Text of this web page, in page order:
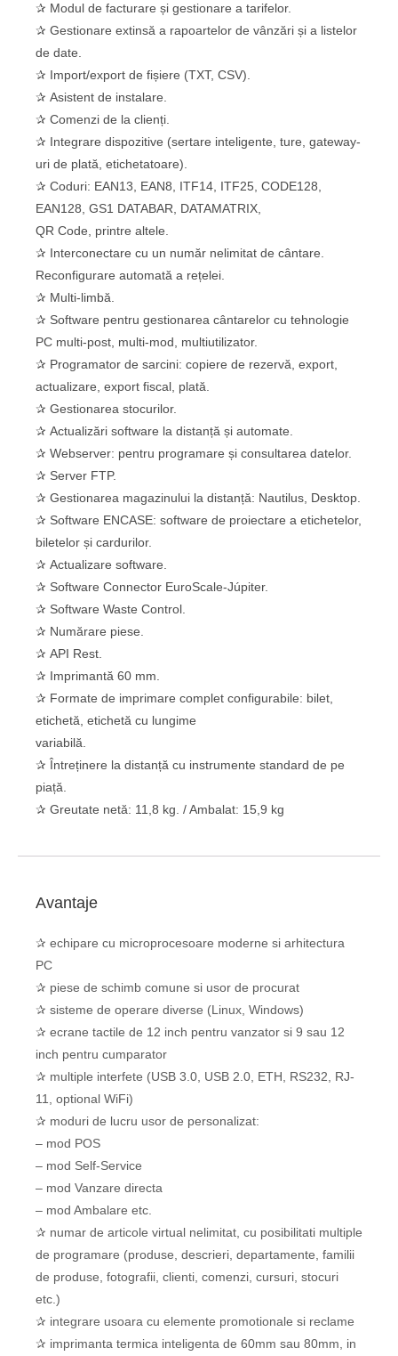
✰ Modul de facturare și gestionare a tarifelor.
✰ Gestionare extinsă a rapoartelor de vânzări și a listelor
de date.
✰ Import/export de fișiere (TXT, CSV).
✰ Asistent de instalare.
✰ Comenzi de la clienți.
✰ Integrare dispozitive (sertare inteligente, ture, gateway-
uri de plată, etichetatoare).
✰ Coduri: EAN13, EAN8, ITF14, ITF25, CODE128,
EAN128, GS1 DATABAR, DATAMATRIX,
QR Code, printre altele.
✰ Interconectare cu un număr nelimitat de cântare.
Reconfigurare automată a rețelei.
✰ Multi-limbă.
✰ Software pentru gestionarea cântarelor cu tehnologie
PC multi-post, multi-mod, multiutilizator.
✰ Programator de sarcini: copiere de rezervă, export,
actualizare, export fiscal, plată.
✰ Gestionarea stocurilor.
✰ Actualizări software la distanță și automate.
✰ Webserver: pentru programare și consultarea datelor.
✰ Server FTP.
✰ Gestionarea magazinului la distanță: Nautilus, Desktop.
✰ Software ENCASE: software de proiectare a etichetelor,
biletelor și cardurilor.
✰ Actualizare software.
✰ Software Connector EuroScale-Júpiter.
✰ Software Waste Control.
✰ Numărare piese.
✰ API Rest.
✰ Imprimantă 60 mm.
✰ Formate de imprimare complet configurabile: bilet,
etichetă, etichetă cu lungime
variabilă.
✰ Întreținere la distanță cu instrumente standard de pe
piață.
✰ Greutate netă: 11,8 kg. / Ambalat: 15,9 kg
Avantaje
✰ echipare cu microprocesoare moderne si arhitectura
PC
✰ piese de schimb comune si usor de procurat
✰ sisteme de operare diverse (Linux, Windows)
✰ ecrane tactile de 12 inch pentru vanzator si 9 sau 12
inch pentru cumparator
✰ multiple interfete (USB 3.0, USB 2.0, ETH, RS232, RJ-
11, optional WiFi)
✰ moduri de lucru usor de personalizat:
– mod POS
– mod Self-Service
– mod Vanzare directa
– mod Ambalare etc.
✰ numar de articole virtual nelimitat, cu posibilitati multiple
de programare (produse, descrieri, departamente, familii
de produse, fotografii, clienti, comenzi, cursuri, stocuri
etc.)
✰ integrare usoara cu elemente promotionale si reclame
✰ imprimanta termica inteligenta de 60mm sau 80mm, in